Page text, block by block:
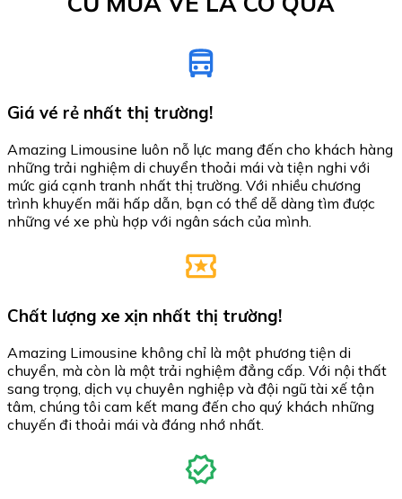
Giá vé rẻ nhất thị trường!
Amazing Limousine luôn nỗ lực mang đến cho khách hàng
những trải nghiệm di chuyển thoải mái và tiện nghi với
mức giá cạnh tranh nhất thị trường. Với nhiều chương
trình khuyến mãi hấp dẫn, bạn có thể dễ dàng tìm được
những vé xe phù hợp với ngân sách của mình.
Chất lượng xe xịn nhất thị trường!
Amazing Limousine không chỉ là một phương tiện di
chuyển, mà còn là một trải nghiệm đẳng cấp. Với nội thất
sang trọng, dịch vụ chuyên nghiệp và đội ngũ tài xế tận
tâm, chúng tôi cam kết mang đến cho quý khách những
chuyến đi thoải mái và đáng nhớ nhất.